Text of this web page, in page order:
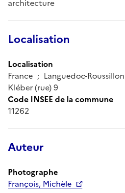
architecture
Localisation
Localisation
France ; Languedoc-
Kléber (rue) 9
Code INSEE de la commune
11262
Auteur
Photographe
François, Michèle